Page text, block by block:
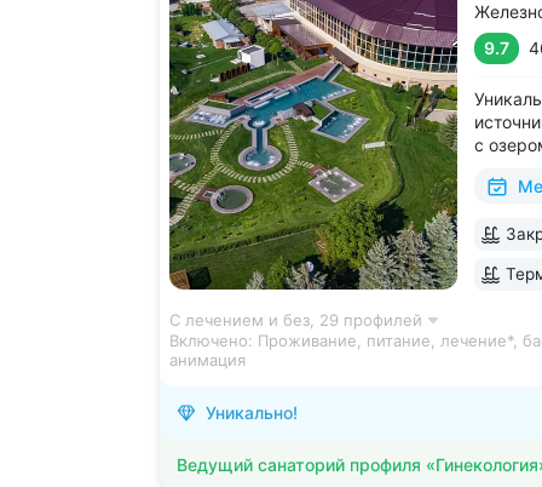
9.7
с
зал,
С лечением и без, 29 профилей
Включено: Проживание, питание, лечение*,
анимация
Уникально!
Ведущий санаторий профиля